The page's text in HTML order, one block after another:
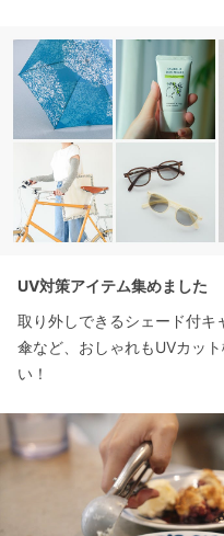
UV対策アイテム集めました
取り外しできるシェード付キ
傘など、おしゃれもUVカッ
い！